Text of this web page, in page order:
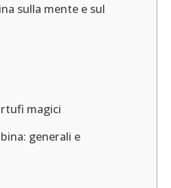
sulla mente e sul
magici
generali e